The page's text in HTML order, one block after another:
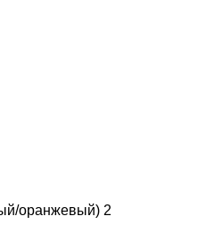
оранжевый) 2